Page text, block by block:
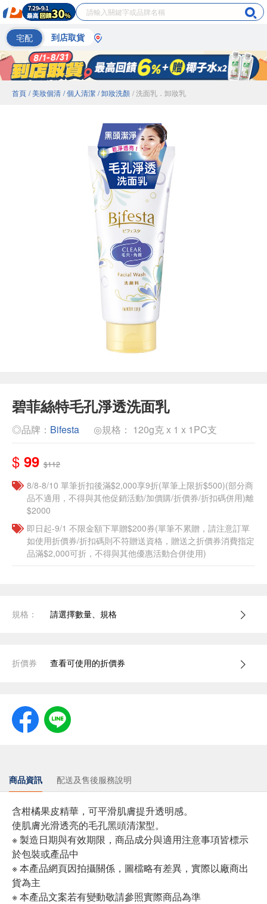
宅配 到店取貨
首頁 / 美妝個清 / 個人清潔 / 卸妝洗顏 / 洗面乳．卸妝乳
碧菲絲特毛孔淨透洗面乳
◎品牌： Bifesta ◎規格： 120g克 x 1 x 1PC支
$ 99 $112
8/8-8/10 單筆折扣後滿$2,000享9折(單筆上限折$500)(部分商
品不適用，不得與其他促銷活動/加價購/折價券/折扣碼併用)離
$2000
即日起-9/1 不限金額下單贈$200券(單筆不累贈，請注意訂單
如使用折價券/折扣碼則不符贈送資格，贈送之折價券消費指定
品滿$2,000可折，不得與其他優惠活動合併使用)
規格： 請選擇數量、規格
折價券 查看可使用的折價券
商品資訊 配送及售後服務說明
含柑橘果皮精華，可平滑肌膚提升透明感。
使肌膚光滑透亮的毛孔黑頭清潔型。
※ 製造日期與有效期限，商品成分與適用注意事項皆標示
於包裝或產品中
※ 本產品網頁因拍攝關係，圖檔略有差異，實際以廠商出
貨為主
※ 本產品文案若有變動敬請參照實際商品為準